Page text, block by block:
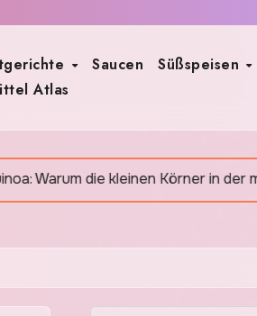
Saucen
Süßspeisen
Atlas
kleinen Körner in der modernen